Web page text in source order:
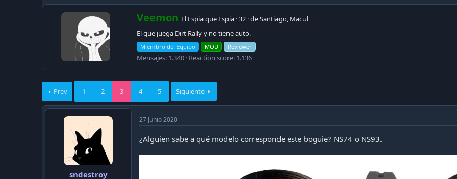
W
i
t
t
e
n
b
Veemon El Espia que Espia ·32 ·deSantiago, Macul
El que juega Dirt Rally y no tiene auto.
Miembro del Equipo MOD Reviewer
Mensajes 1.340 Reaction score 1.136
Prev 1 2 3 4 5 Siguiente
sndestroy
27 Junio 2020
¿Alguien sabe a qué modelo corresponde este boguie? NS74 o NS93.